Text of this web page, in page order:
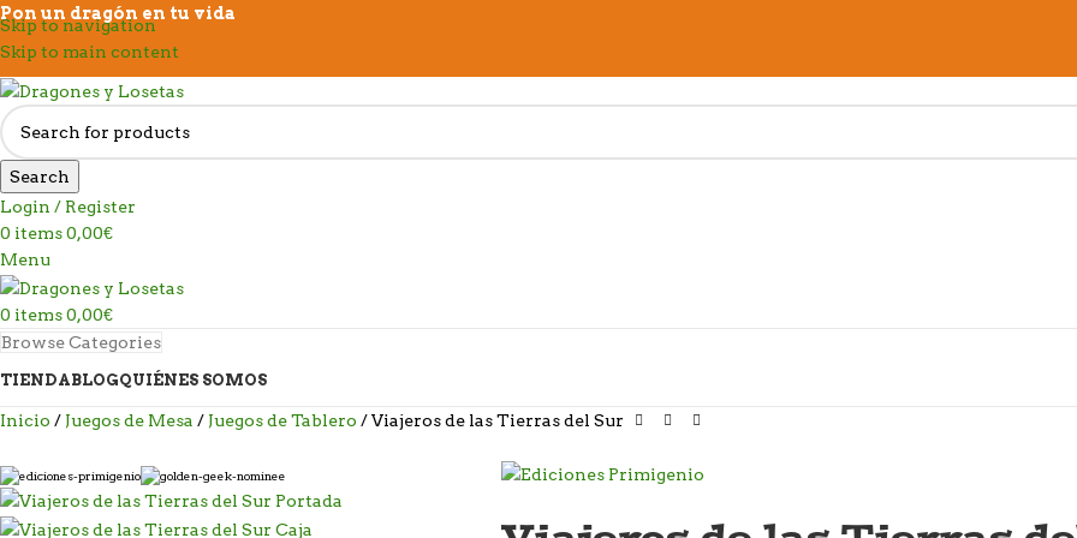
Skip to navigation
Skip to main content
Pon un dragón en tu vida
Search
Login / Register
0 items0,00€
Menu
0 items0,00€
Browse Categories
TIENDABLOGQUIÉNES SOMOS
Inicio Juegos de Mesa Juegos de Tablero Viajeros de las Tierras del Sur